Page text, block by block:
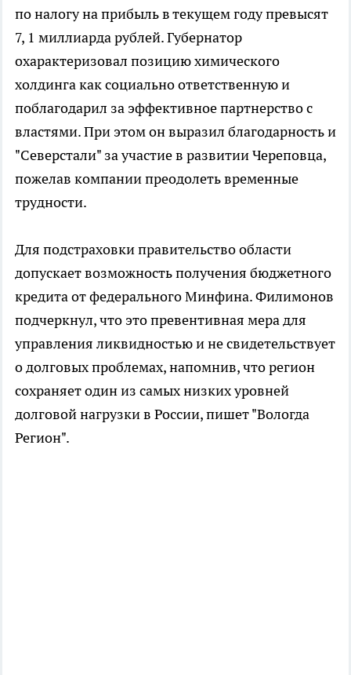
по налогу на прибыль в текущем году превысят
7, 1 миллиарда рублей. Губернатор
охарактеризовал позицию химического
холдинга как социально ответственную и
поблагодарил за эффективное партнерство с
властями. При этом он выразил благодарность и
"Северстали" за участие в развитии Череповца,
пожелав компании преодолеть временные
трудности.
Для подстраховки правительство области
допускает возможность получения бюджетного
кредита от федерального Минфина. Филимонов
подчеркнул, что это превентивная мера для
управления ликвидностью и не свидетельствует
о долговых проблемах, напомнив, что регион
сохраняет один из самых низких уровней
долговой нагрузки в России, пишет "Вологда
Регион".